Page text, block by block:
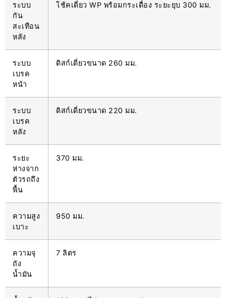
ระบบ
กัน
สะเทือน
หลัง
โช้คเดี่ยว WP พร้อมกระเดื่อง ระยะยุบ 300 มม.
ระบบ
เบรค
หน้า
ดิสก์เดี่ยวขนาด 260 มม.
ระบบ
เบรค
หลัง
ดิสก์เดี่ยวขนาด 220 มม.
ระยะ
ห่างจาก
ตัวรถถึง
พื้น
370 มม.
ความสูง
เบาะ
950 มม.
ความจุ
ถัง
น้ำมัน
7 ลิตร